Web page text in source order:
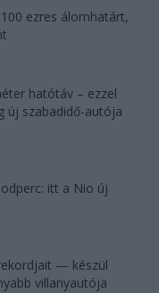
ezres álomhatárt,
hatótáv – ezzel
új szabadidő-autója
itt a Nio új
— készül
villanyautója